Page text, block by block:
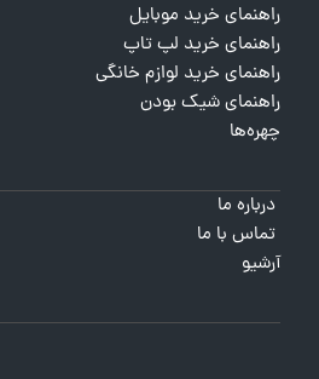
راهنمای خرید موبایل
راهنمای خرید لپ تاپ
راهنمای خرید لوازم خانگی
راهنمای شیک بودن
چهره‌ها
درباره ما
تماس با ما
آرشیو